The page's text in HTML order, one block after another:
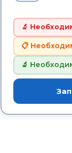
🔬
📋
🔬